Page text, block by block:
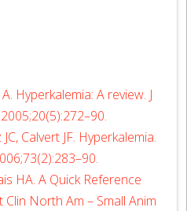
Hyperkalemia: A review. J
Calvert JF. Hyperkalemia.
HA. A Quick Reference
Clin North Am – Small Anim